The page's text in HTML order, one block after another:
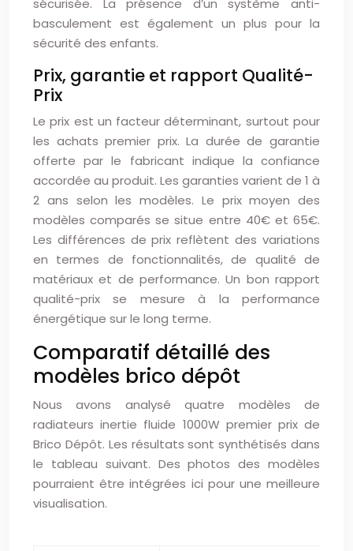
sécurisée. La présence d’un système anti-
basculement est également un plus pour la
sécurité des enfants.
Prix, garantie et rapport Qualité-
Prix
Le prix est un facteur déterminant, surtout pour
les achats premier prix. La durée de garantie
offerte par le fabricant indique la confiance
accordée au produit. Les garanties varient de 1 à
2 ans selon les modèles. Le prix moyen des
modèles comparés se situe entre 40€ et 65€.
Les différences de prix reflètent des variations
en termes de fonctionnalités, de qualité de
matériaux et de performance. Un bon rapport
qualité-prix se mesure à la performance
énergétique sur le long terme.
Comparatif détaillé des
modèles brico dépôt
Nous avons analysé quatre modèles de
radiateurs inertie fluide 1000W premier prix de
Brico Dépôt. Les résultats sont synthétisés dans
le tableau suivant. Des photos des modèles
pourraient être intégrées ici pour une meilleure
visualisation.